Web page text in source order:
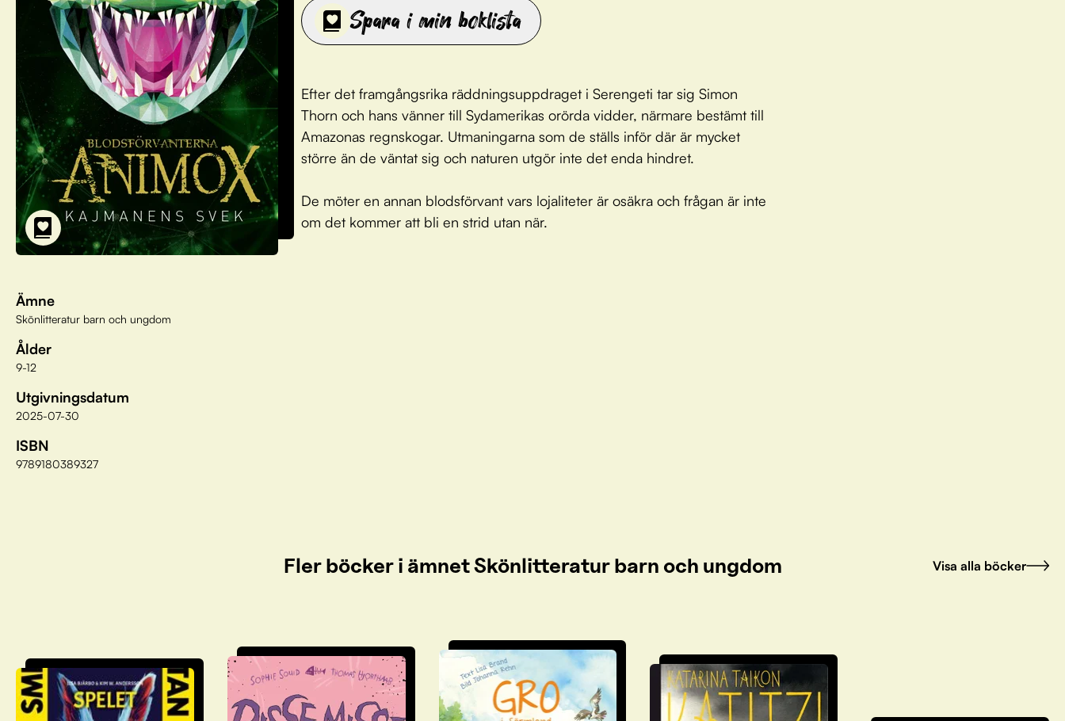
Ämne
Skönlitteratur barn och ungdom
Ålder
9-12
Utgivningsdatum
2025-07-30
ISBN
9789180389327
Spara i min boklista
Efter det framgångsrika räddningsuppdraget i Serengeti tar sig Simon
Thorn och hans vänner till Sydamerikas orörda vidder, närmare bestämt till
Amazonas regnskogar. Utmaningarna som de ställs inför där är mycket
större än de väntat sig och naturen utgör inte det enda hindret.
De möter en annan blodsförvant vars lojaliteter är osäkra och frågan är inte
om det kommer att bli en strid utan när.
Fler böcker i ämnet Skönlitteratur barn och ungdom Visa alla böcker